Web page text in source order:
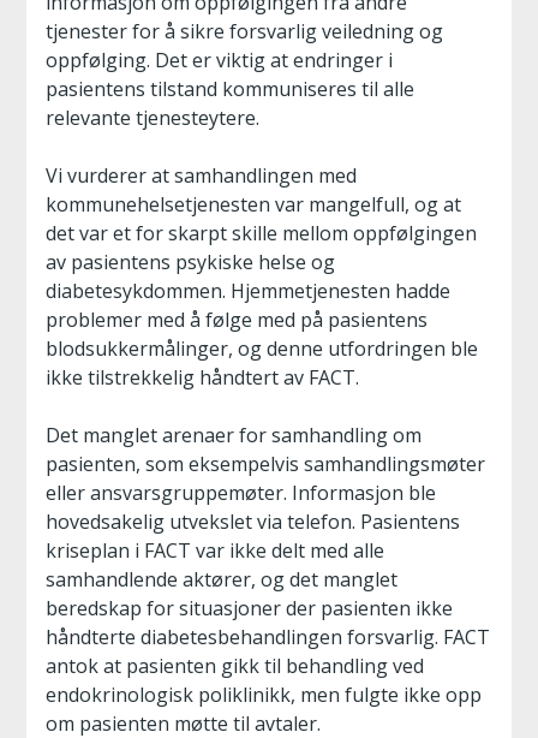
tjenester for å sikre forsvarlig veiledning og
oppfølging. Det er viktig at endringer i
pasientens tilstand kommuniseres til alle
relevante tjenesteytere.
Vi vurderer at samhandlingen med
kommunehelsetjenesten var mangelfull, og at
det var et for skarpt skille mellom oppfølgingen
av pasientens psykiske helse og
diabetesykdommen. Hjemmetjenesten hadde
problemer med å følge med på pasientens
blodsukkermålinger, og denne utfordringen ble
ikke tilstrekkelig håndtert av FACT.
Det manglet arenaer for samhandling om
pasienten, som eksempelvis samhandlingsmøter
eller ansvarsgruppemøter. Informasjon ble
hovedsakelig utvekslet via telefon. Pasientens
kriseplan i FACT var ikke delt med alle
samhandlende aktører, og det manglet
beredskap for situasjoner der pasienten ikke
håndterte diabetesbehandlingen forsvarlig. FACT
antok at pasienten gikk til behandling ved
endokrinologisk poliklinikk, men fulgte ikke opp
om pasienten møtte til avtaler.